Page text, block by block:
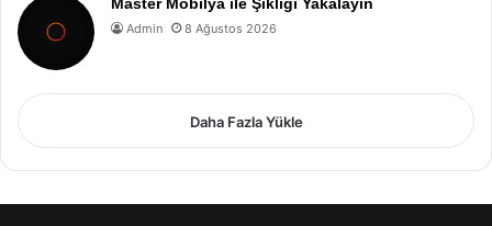
Admin 8 Ağustos 2026
Daha Fazla Yükle